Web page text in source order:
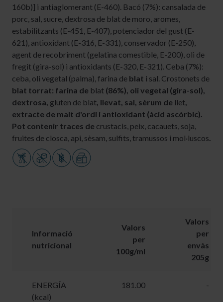
160b)] i antiaglomerant (E-460). Bacó (7%): cansalada de
porc, sal, sucre, dextrosa de blat de moro, aromes,
estabilitzants (E-451, E-407), potenciador del gust (E-
621), antioxidant (E-316, E-331), conservador (E-250),
agent de recobriment (gelatina comestible, E-200), oli de
fregit (gira-sol) i antioxidants (E-320, E-321). Ceba (7%):
ceba, oli vegetal (palma), farina de blat i sal. Crostonets de
blat torrat: farina de blat (86%), oli vegetal (gira-sol),
dextrosa, gluten de blat, llevat, sal, sèrum de llet,
extracte de malt d'ordi i antioxidant (àcid ascòrbic).
Pot contenir traces de crustacis, peix, cacauets, soja,
fruites de closca, api, sèsam, sulfits, tramussos i mol·luscos.
Informació
nutricional
Valors
per
100g/ml
Valors
per
envàs
205g
ENERGÍA
(kcal)
181.00 -